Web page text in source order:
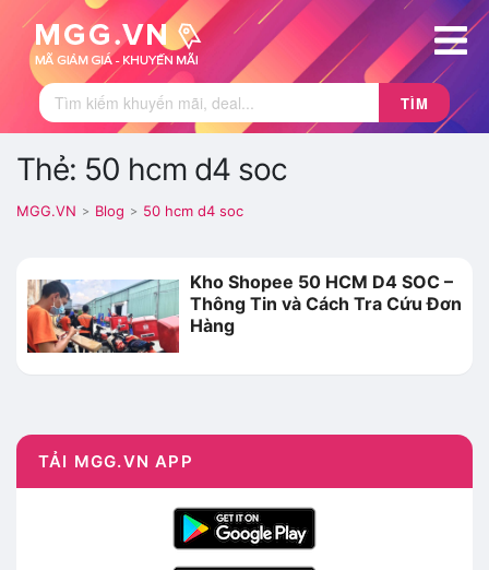
TÌM
Thẻ: 50 hcm d4 soc
MGG.VN > Blog > 50 hcm d4 soc
Kho Shopee 50 HCM D4 SOC –
Thông Tin và Cách Tra Cứu Đơn
Hàng
TẢI MGG.VN APP